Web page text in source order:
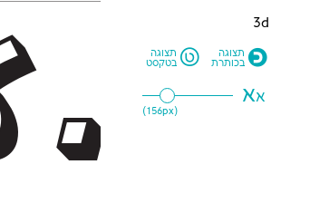
3d
O תצוגה
בכותרת
L תצוגה
בטקסט
אא
(
156px)